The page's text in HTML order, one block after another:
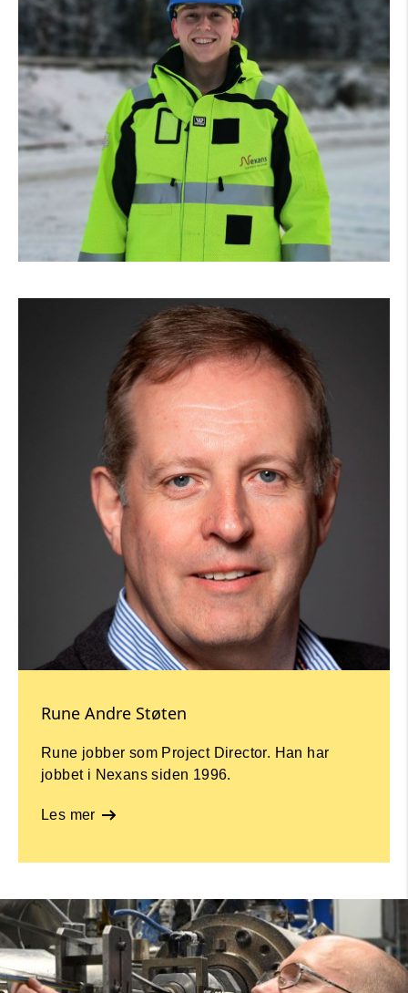
Rune Andre Støten
Rune jobber som Project Director. Han har
jobbet i Nexans siden 1996.
Les mer